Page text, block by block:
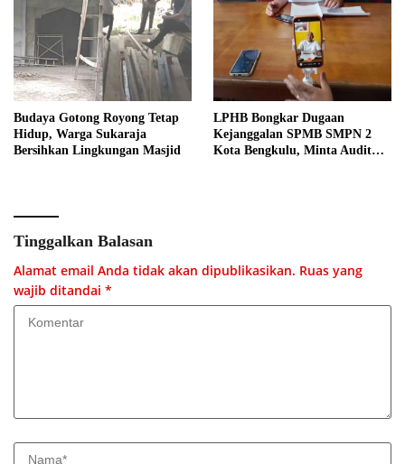
Budaya Gotong Royong Tetap
Hidup, Warga Sukaraja
Bersihkan Lingkungan Masjid
LPHB Bongkar Dugaan
Kejanggalan SPMB SMPN 2
Kota Bengkulu, Minta Audit
Tinggalkan Balasan
Alamat email Anda tidak akan dipublikasikan. Ruas yang
wajib ditandai *